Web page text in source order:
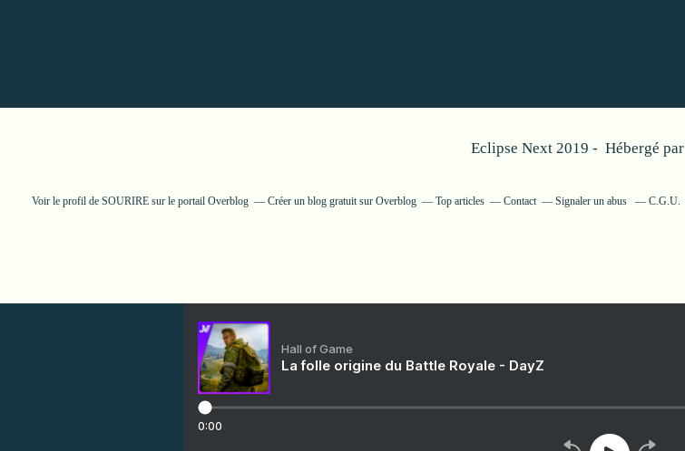
Eclipse Next 2019 - Hébergé par
Voir le profil de SOURIREsur le portail Overblog Créer un blog gratuit sur Overblog Top articles Contact Signaler un abus C.G.U.
Hall of Game
La folle origine du Battle Royale - DayZ
0:00